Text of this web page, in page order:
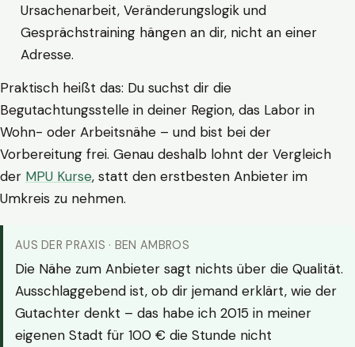
Ursachenarbeit, Veränderungslogik und
Gesprächstraining hängen an dir, nicht an einer
Adresse.
Praktisch heißt das: Du suchst dir die
Begutachtungsstelle in deiner Region, das Labor in
Wohn- oder Arbeitsnähe – und bist bei der
Vorbereitung frei. Genau deshalb lohnt der Vergleich
der MPU Kurse, statt den erstbesten Anbieter im
Umkreis zu nehmen.
AUS DER PRAXIS · BEN AMBROS
Die Nähe zum Anbieter sagt nichts über die Qualität.
Ausschlaggebend ist, ob dir jemand erklärt, wie der
Gutachter denkt – das habe ich 2015 in meiner
eigenen Stadt für 100 € die Stunde nicht